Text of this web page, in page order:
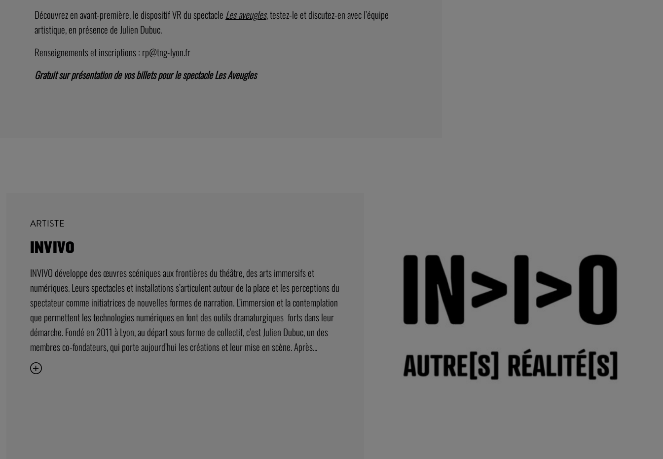
Découvrez en avant-première, le dispositif VR du spectacle Les aveugles, testez-le et discutez-en avec l’équipe
artistique, en présence de Julien Dubuc.
Renseignements et inscriptions : rp@tng-lyon.fr
Gratuit sur présentation de vos billets pour le spectacle Les Aveugles
ARTISTE
INVIVO
INVIVO développe des œuvres scéniques aux frontières du théâtre, des arts immersifs et
numériques. Leurs spectacles et installations s’articulent autour de la place et les perceptions du
spectateur comme initiatrices de nouvelles formes de narration. L’immersion et la contemplation
que permettent les technologies numériques en font des outils dramaturgiques forts dans leur
démarche. Fondé en 2011 à Lyon, au départ sous forme de collectif, c’est Julien Dubuc, un des
membres co-fondateurs, qui porte aujourd’hui les créations et leur mise en scène. Après...